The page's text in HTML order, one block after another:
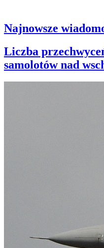
Najnowsze
Liczba
samolotów nad